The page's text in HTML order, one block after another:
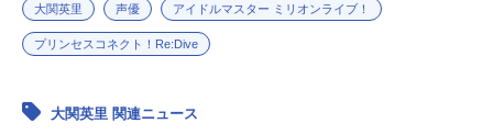
大関英里 声優 アイドルマスター ミリオンライブ！
プリンセスコネクト！Re:Dive
大関英里 関連ニュース